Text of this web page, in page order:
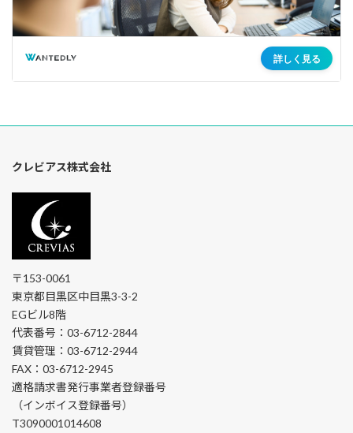
クレビアス株式会社
〒153-0061
東京都目黒区中目黒3-3-2
EGビル8階
代表番号：03-6712-2844
賃貸管理：03-6712-2944
FAX：03-6712-2945
適格請求書発行事業者登録番号
（インボイス登録番号）
T3090001014608